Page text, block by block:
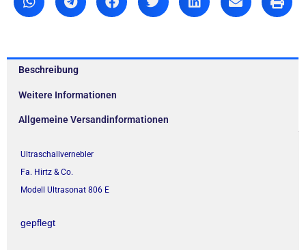
Beschreibung
Weitere Informationen
Allgemeine Versandinformationen
Ultraschallvernebler
Fa. Hirtz & Co.
Modell Ultrasonat 806 E
gepflegt